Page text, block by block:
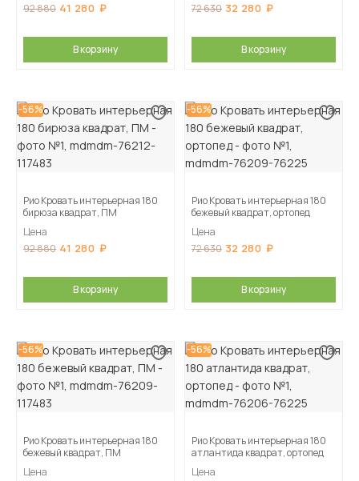
92 880 41 280
В корзину
72 630 32 280
В корзину
-56%
Рио Кровать интерьерная 180
бирюза квадрат, ПМ
Цена
92 880 41 280
В корзину
-56%
Рио Кровать интерьерная 180
бежевый квадрат, ортопед
Цена
72 630 32 280
В корзину
-56%
Рио Кровать интерьерная 180
бежевый квадрат, ПМ
Цена
-56%
Рио Кровать интерьерная 180
атлантида квадрат, ортопед
Цена